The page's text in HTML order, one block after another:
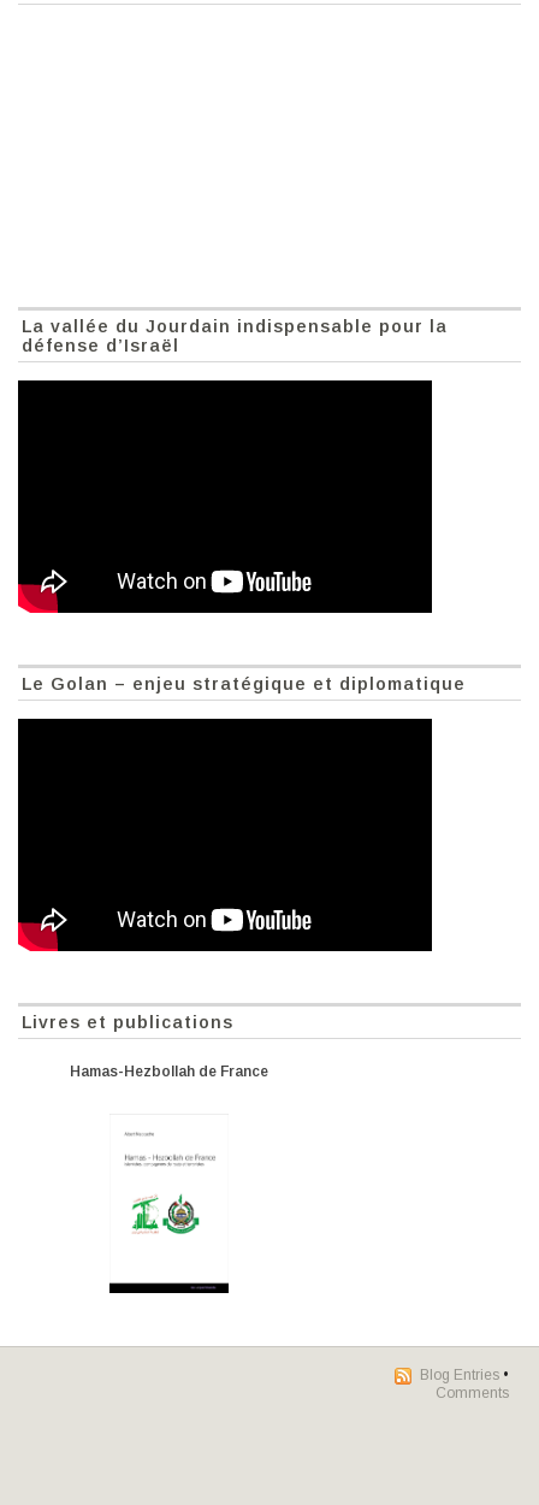
La vallée du Jourdain indispensable pour la
défense d’Israël
Le Golan – enjeu stratégique et diplomatique
Livres et publications
Hamas-Hezbollah de France
Blog Entries •
Comments